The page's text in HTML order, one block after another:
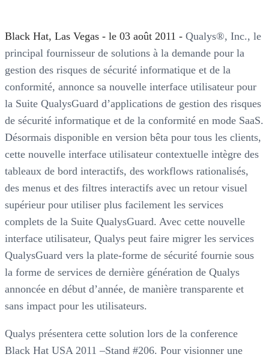
Black Hat, Las Vegas - le 03 août 2011 - Qualys®, Inc., le
principal fournisseur de solutions à la demande pour la
gestion des risques de sécurité informatique et de la
conformité, annonce sa nouvelle interface utilisateur pour
la Suite QualysGuard d’applications de gestion des risques
de sécurité informatique et de la conformité en mode SaaS.
Désormais disponible en version bêta pour tous les clients,
cette nouvelle interface utilisateur contextuelle intègre des
tableaux de bord interactifs, des workflows rationalisés,
des menus et des filtres interactifs avec un retour visuel
supérieur pour utiliser plus facilement les services
complets de la Suite QualysGuard. Avec cette nouvelle
interface utilisateur, Qualys peut faire migrer les services
QualysGuard vers la plate-forme de sécurité fournie sous
la forme de services de dernière génération de Qualys
annoncée en début d’année, de manière transparente et
sans impact pour les utilisateurs.
Qualys présentera cette solution lors de la conference
Black Hat USA 2011 –Stand #206. Pour visionner une